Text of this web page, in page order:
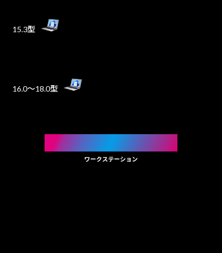
15.3型
16.0～18.0型
WORKSTATION
ワークステーション